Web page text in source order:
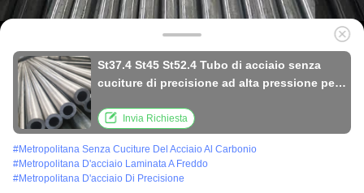
St37.4 St45 St52.4 Tubo di acciaio senza
cuciture di precisione ad alta pressione per
Invia Richiesta
#Metropolitana Senza Cuciture Del Acciaio Al Carbonio
#Metropolitana D'acciaio Laminata A Freddo
#Metropolitana D'acciaio Di Precisione